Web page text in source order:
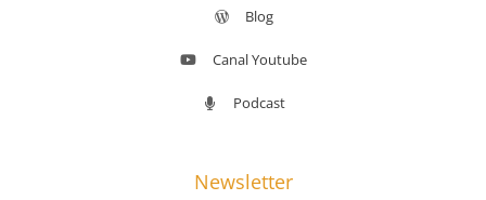
Blog
Canal Youtube
Podcast
Newsletter